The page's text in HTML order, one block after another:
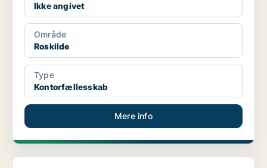
Ikke angivet
Område
Roskilde
Type
Kontorfællesskab
Mere info
Kontor i Slagelse